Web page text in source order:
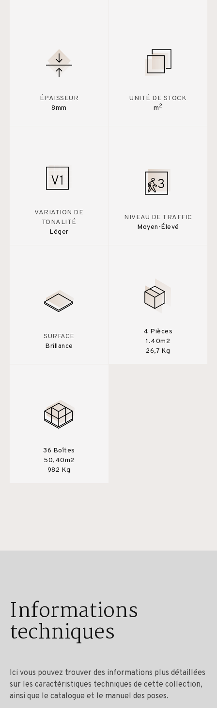
ÉPAISSEUR
8mm
UNITÉ DE STOCK
m2
VARIATION DE
TONALITÉ
Léger
NIVEAU DE TRAFFIC
Moyen-Élevé
SURFACE
Brillance
4 Pièces
1.40m2
26,7 Kg
36 Boîtes
50,40m2
982 Kg
Informations
techniques
Ici vous pouvez trouver des informations plus détaillées
sur les caractéristiques techniques de cette collection,
ainsi que le catalogue et le manuel des poses.